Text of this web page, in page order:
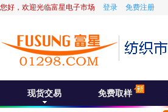
您好，欢迎光临富星电子市场 登录 免费注册
现货交易 免费取样